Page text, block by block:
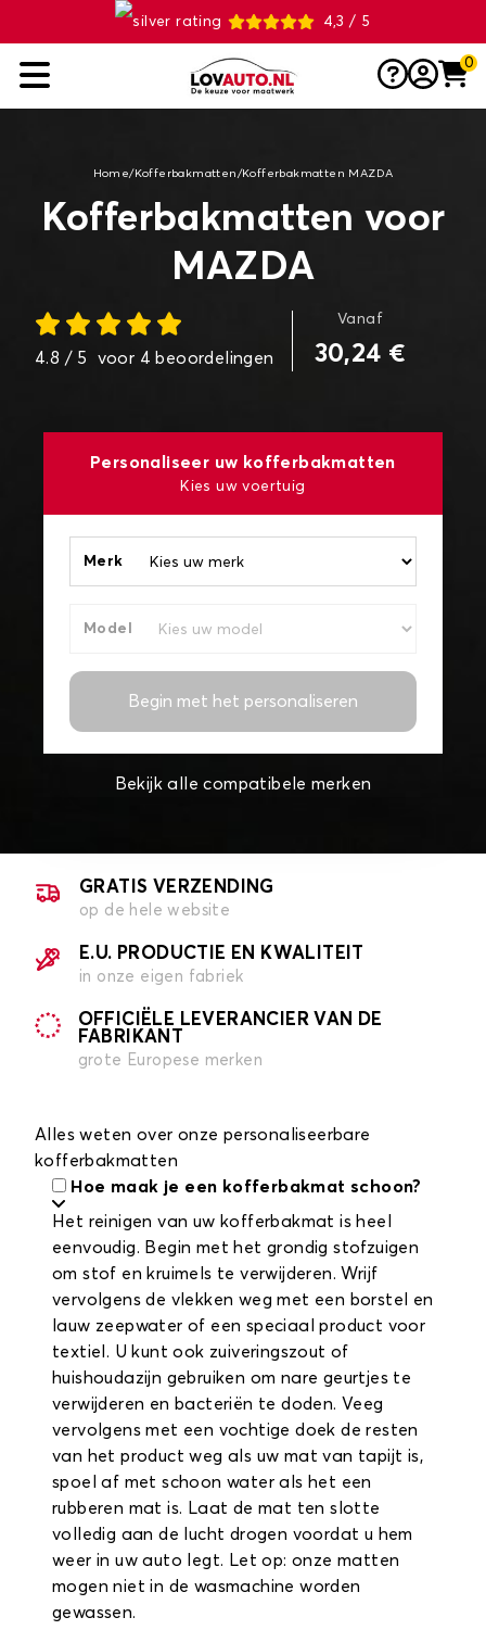
4,3 / 5
0
Home/ Kofferbakmatten / Kofferbakmatten MAZDA
Kofferbakmatten voor
MAZDA
4.8 / 5 voor 4 beoordelingen
Vanaf
30,24 €
Personaliseer uw kofferbakmatten
Kies uw voertuig
Merk
Model
Begin met het personaliseren
Bekijk alle compatibele merken
GRATIS VERZENDING
op de hele website
E.U. PRODUCTIE EN KWALITEIT
in onze eigen fabriek
OFFICIËLE LEVERANCIER VAN DE
FABRIKANT
grote Europese merken
Alles weten over onze personaliseerbare
kofferbakmatten
Hoe maak je een kofferbakmat schoon?
Het reinigen van uw kofferbakmat is heel
eenvoudig. Begin met het grondig stofzuigen
om stof en kruimels te verwijderen. Wrijf
vervolgens de vlekken weg met een borstel en
lauw zeepwater of een speciaal product voor
textiel. U kunt ook zuiveringszout of
huishoudazijn gebruiken om nare geurtjes te
verwijderen en bacteriën te doden. Veeg
vervolgens met een vochtige doek de resten
van het product weg als uw mat van tapijt is,
spoel af met schoon water als het een
rubberen mat is. Laat de mat ten slotte
volledig aan de lucht drogen voordat u hem
weer in uw auto legt. Let op: onze matten
mogen niet in de wasmachine worden
gewassen.